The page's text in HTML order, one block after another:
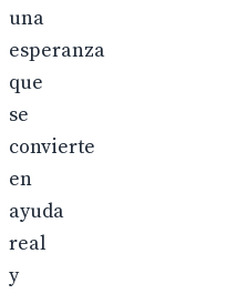
una
esperanza
que
se
convierte
en
ayuda
real
y